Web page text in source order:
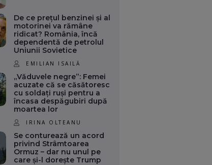
De ce prețul benzinei și al
motorinei va rămâne
ridicat? România, încă
dependentă de petrolul
Uniunii Sovietice
EMILIAN ISAILĂ
„Văduvele negre”: Femei
acuzate că se căsătoresc
cu soldați ruși pentru a
încasa despăgubiri după
moartea lor
IRINA OLTEANU
Se conturează un acord
privind Strâmtoarea
Ormuz – dar nu unul pe
care și-l dorește Trump